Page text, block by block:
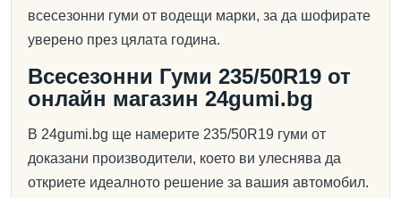
всесезонни гуми от водещи марки, за да шофирате
уверено през цялата година.
Всесезонни Гуми 235/50R19 от
онлайн магазин 24gumi.bg
В 24gumi.bg ще намерите 235/50R19 гуми от
доказани производители, което ви улеснява да
откриете идеалното решение за вашия автомобил.